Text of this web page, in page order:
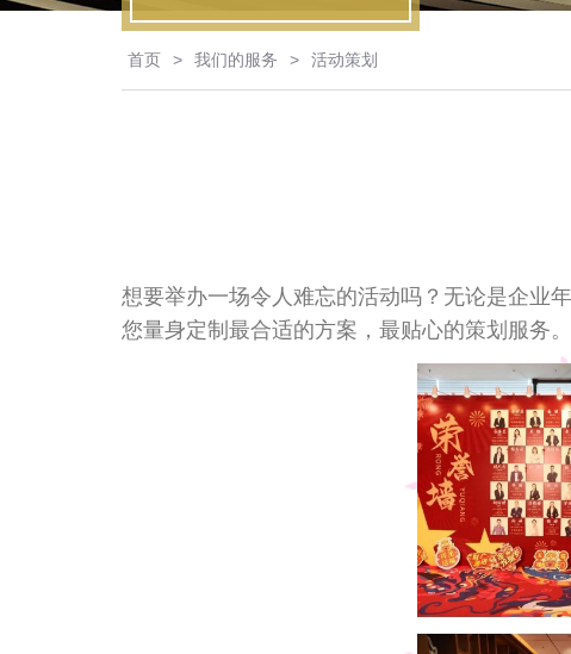
首页 > 我们的服务 > 活动策划
想要举办一场令人难忘的活动吗？无论是企业
您量身定制最合适的方案，最贴心的策划服务